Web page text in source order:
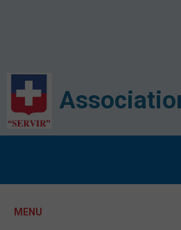
MENU